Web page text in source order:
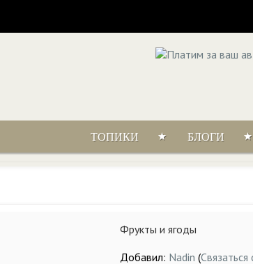
ТОПИКИ БЛОГИ
Фрукты и ягоды
Добавил: Nadin (